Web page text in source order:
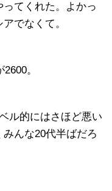
てくれた。よかっ
でなくて。
。
ル的にはさほど悪い
んな20代半ばだろ